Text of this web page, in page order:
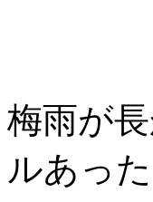
梅雨が
ルあっ